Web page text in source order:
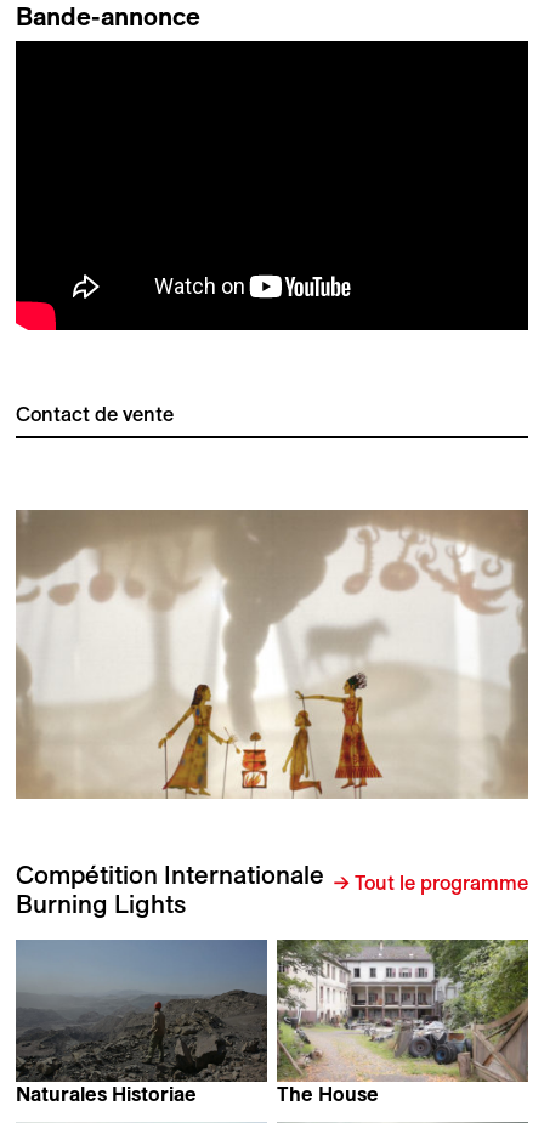
Bande-annonce
Contact de vente
Compétition Internationale
Burning Lights
→ Tout le programme
Naturales Historiae
The House